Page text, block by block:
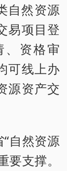
自然资源
易项目登
、资格审
可线上办
源资产交
自然资源
支撑。